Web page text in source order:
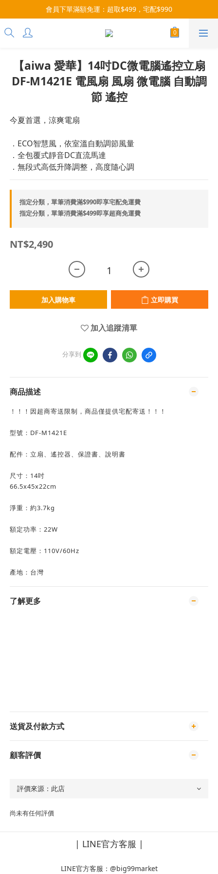
每月9號會員日，消費點數3倍送！把握機會，趕緊下單！
會員下單滿額免運：超取$499，宅配$990
07/28-08/31 爸氣一擊・限時開搶
【aiwa 愛華】14吋DC微電腦遙控立扇
DF-M1421E 電風扇 風扇 微電腦 自動調
節 遙控
今夏首選，涼爽電扇
．ECO智慧風，依室溫自動調節風量
．全包覆式靜音DC直流馬達
．無段式高低升降調整，高度隨心調
指定分類，單筆消費滿$990即享宅配免運費
指定分類，單筆消費滿$499即享超商免運費
NT$2,490
加入購物車 立即購買
加入追蹤清單
分享到
商品描述
！！！因超商寄送限制，商品僅提供宅配寄送！！！
型號：DF-M1421E
配件：立扇、遙控器、保證書、說明書
尺寸：14吋
66.5x45x22cm
淨重：約3.7kg
額定功率：22W
額定電壓：110V/60Hz
產地：台灣
了解更多
送貨及付款方式
顧客評價
尚未有任何評價
| LINE官方客服 |
LINE官方客服： @big99market